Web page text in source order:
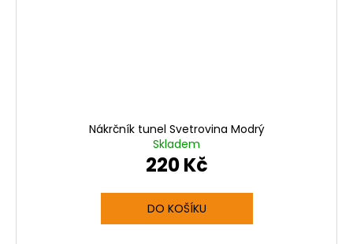
Nákrčník tunel Svetrovina Modrý
Skladem
220 Kč
DO KOŠÍKU